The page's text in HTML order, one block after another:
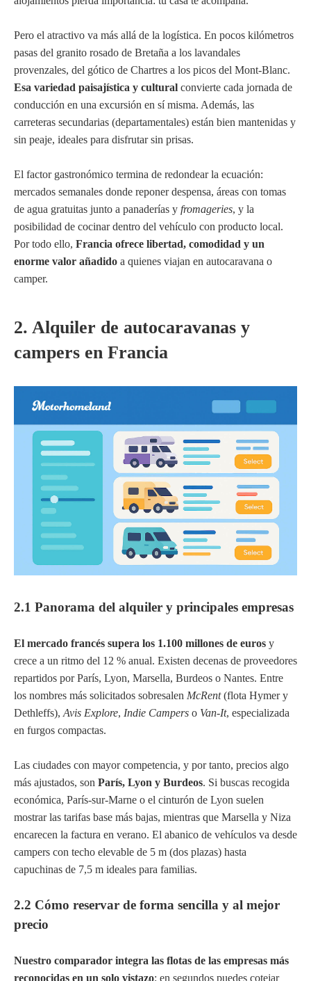
Pero el atractivo va más allá de la logística. En pocos kilómetros
pasas del granito rosado de Bretaña a los lavandales
provenzales, del gótico de Chartres a los picos del Mont-Blanc.
Esa variedad paisajística y cultural convierte cada jornada de
conducción en una excursión en sí misma. Además, las
carreteras secundarias (departamentales) están bien mantenidas y
sin peaje, ideales para disfrutar sin prisas.
El factor gastronómico termina de redondear la ecuación:
mercados semanales donde reponer despensa, áreas con tomas
de agua gratuitas junto a panaderías y fromageries, y la
posibilidad de cocinar dentro del vehículo con producto local.
Por todo ello, Francia ofrece libertad, comodidad y un
enorme valor añadido a quienes viajan en autocaravana o
camper.
2. Alquiler de autocaravanas y
campers en Francia
2.1 Panorama del alquiler y principales empresas
El mercado francés supera los 1.100 millones de euros y
crece a un ritmo del 12 % anual. Existen decenas de proveedores
repartidos por París, Lyon, Marsella, Burdeos o Nantes. Entre
los nombres más solicitados sobresalen McRent(flota Hymer y
Dethleffs), Avis Explore, Indie Campers o Van-It, especializada
en furgos compactas.
Las ciudades con mayor competencia, y por tanto, precios algo
más ajustados, son París, Lyon y Burdeos. Si buscas recogida
económica, París-sur-Marne o el cinturón de Lyon suelen
mostrar las tarifas base más bajas, mientras que Marsella y Niza
encarecen la factura en verano. El abanico de vehículos va desde
campers con techo elevable de 5 m (dos plazas) hasta
capuchinas de 7,5 m ideales para familias.
2.2 Cómo reservar de forma sencilla y al mejor
precio
Nuestro comparador integra las flotas de las empresas más
reconocidas en un solo vistazo; en segundos puedes cotejar